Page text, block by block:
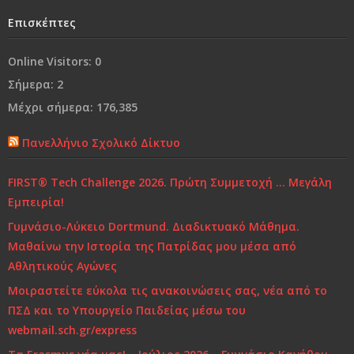
Ναι, θα έφευγα
Από τη «συμμωρία» στη…«συμμορία»..!
Ο κόσμος μας…
Χρόνια Πολλά...
Ελένη Γλύκατζη Αρβελέρ: Η Παιδεία είναι το μόνο
αντίδοτο στην κρίση και ξεκινά από το σπίτι
Τι και πώς να μαθαίνουμε
Επισκέπτες
Online Visitors: 0
Σήμερα: 2
Μέχρι σήμερα: 176,385
Πανελλήνιο Σχολικό Δίκτυο
FIRST® Tech Challenge 2026. Πρώτη Συμμετοχή … Μεγάλη
Εμπειρία!
Γυμνάσιο-Λύκειο Dortmund. Διαδικτυακό Μάθημα.
Μαθαίνω την Ιστορία της Πατρίδας μου μέσα από
Αθλητικούς Αγώνες
Μοιραστείτε εύκολα τις ανακοινώσεις σας, νέα από το
ΠΣΔ και το Υπουργείο Παιδείας μέσω του
webmail.sch.gr/express